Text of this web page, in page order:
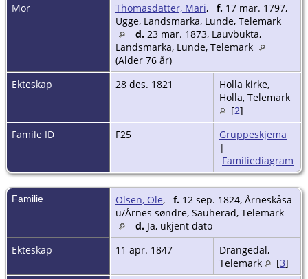
Mor
Thomasdatter, Mari, f. 17 mar. 1797,
Ugge, Landsmarka, Lunde, Telemark
d. 23 mar. 1873, Lauvbukta,
Landsmarka, Lunde, Telemark
(Alder 76 år)
Ekteskap
28 des. 1821
Holla kirke,
Holla, Telemark
[2]
Famile ID
F25
Gruppeskjema
|
Familiediagram
Familie Olsen, Ole, f. 12 sep. 1824, Årneskåsa
u/Årnes søndre, Sauherad, Telemark
d. Ja, ukjent dato
Ekteskap
11 apr. 1847
Drangedal,
Telemark
[3]